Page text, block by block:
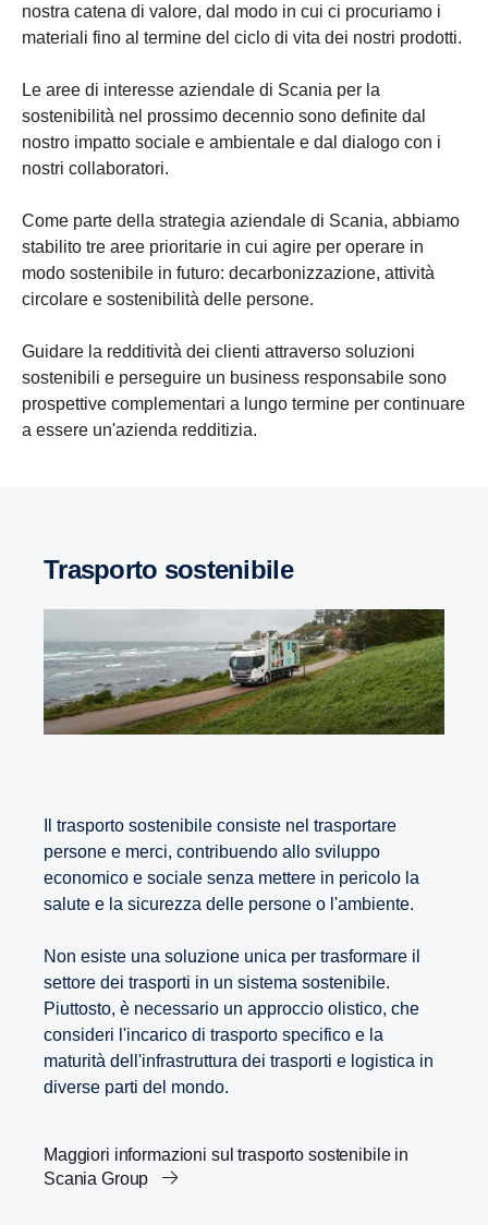
nostra catena di valore, dal modo in cui ci procuriamo i
materiali fino al termine del ciclo di vita dei nostri prodotti.
Le aree di interesse aziendale di Scania per la
sostenibilità nel prossimo decennio sono definite dal
nostro impatto sociale e ambientale e dal dialogo con i
nostri collaboratori.
Come parte della strategia aziendale di Scania, abbiamo
stabilito tre aree prioritarie in cui agire per operare in
modo sostenibile in futuro: decarbonizzazione, attività
circolare e sostenibilità delle persone.
Guidare la redditività dei clienti attraverso soluzioni
sostenibili e perseguire un business responsabile sono
prospettive complementari a lungo termine per continuare
a essere un'azienda redditizia.
Trasporto sostenibile
Il trasporto sostenibile consiste nel trasportare
persone e merci, contribuendo allo sviluppo
economico e sociale senza mettere in pericolo la
salute e la sicurezza delle persone o l'ambiente.
Non esiste una soluzione unica per trasformare il
settore dei trasporti in un sistema sostenibile.
Piuttosto, è necessario un approccio olistico, che
consideri l'incarico di trasporto specifico e la
maturità dell'infrastruttura dei trasporti e logistica in
diverse parti del mondo.
Maggiori informazioni sul trasporto sostenibile in
Scania Group